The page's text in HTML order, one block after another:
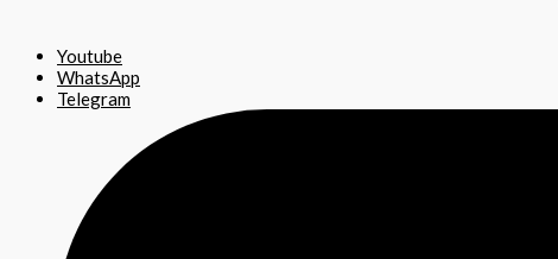
Youtube
WhatsApp
Telegram